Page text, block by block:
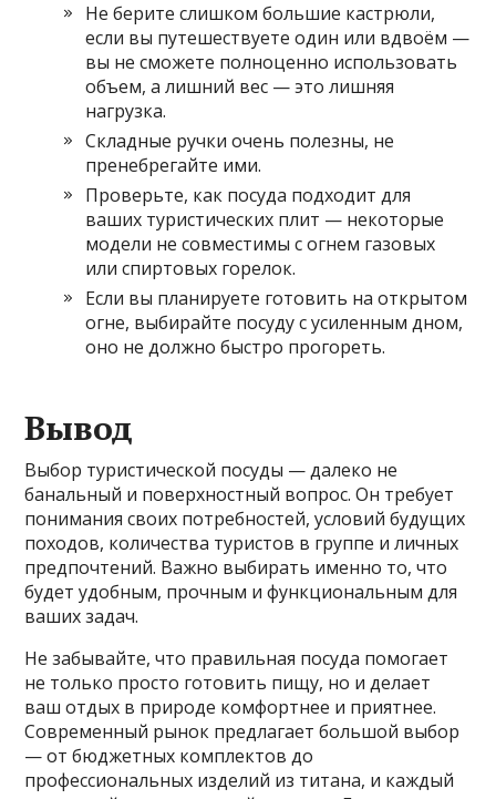
Не берите слишком большие кастрюли,
если вы путешествуете один или вдвоём —
вы не сможете полноценно использовать
объем, а лишний вес — это лишняя
нагрузка.
Складные ручки очень полезны, не
пренебрегайте ими.
Проверьте, как посуда подходит для
ваших туристических плит — некоторые
модели не совместимы с огнем газовых
или спиртовых горелок.
Если вы планируете готовить на открытом
огне, выбирайте посуду с усиленным дном,
оно не должно быстро прогореть.
Вывод
Выбор туристической посуды — далеко не
банальный и поверхностный вопрос. Он требует
понимания своих потребностей, условий будущих
походов, количества туристов в группе и личных
предпочтений. Важно выбирать именно то, что
будет удобным, прочным и функциональным для
ваших задач.
Не забывайте, что правильная посуда помогает
не только просто готовить пищу, но и делает
ваш отдых в природе комфортнее и приятнее.
Современный рынок предлагает большой выбор
— от бюджетных комплектов до
профессиональных изделий из титана, и каждый